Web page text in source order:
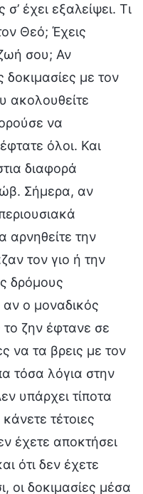
έχει εξαλείψει. Τι
Θεό; Έχεις
σου; Αν
δοκιμασίες με τον
ακολουθείτε
να
όλοι. Και
διαφορά
Σήμερα, αν
αρνηθείτε την
τον γιο ή την
δρόμους
αν ο μοναδικός
ζην έφτανε σε
να τα βρεις με τον
τόσα λόγια στην
υπάρχει τίποτα
τέτοιες
έχετε αποκτήσει
ότι δεν έχετε
οι δοκιμασίες μέσα